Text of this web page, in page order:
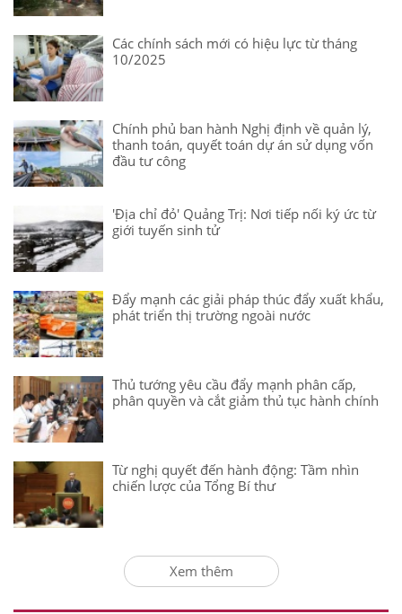
Các chính sách mới có hiệu lực từ tháng
10/2025
Chính phủ ban hành Nghị định về quản lý,
thanh toán, quyết toán dự án sử dụng vốn
đầu tư công
'Địa chỉ đỏ' Quảng Trị: Nơi tiếp nối ký ức từ
giới tuyến sinh tử
Đẩy mạnh các giải pháp thúc đẩy xuất khẩu,
phát triển thị trường ngoài nước
Thủ tướng yêu cầu đẩy mạnh phân cấp,
phân quyền và cắt giảm thủ tục hành chính
Từ nghị quyết đến hành động: Tầm nhìn
chiến lược của Tổng Bí thư
Xem thêm